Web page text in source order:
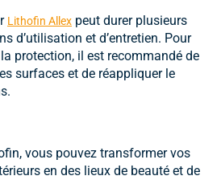
Lithofin Allex peut durer plusieurs
d’utilisation et d’entretien. Pour
protection, il est recommandé de
surfaces et de réappliquer le
vous pouvez transformer vos
en des lieux de beauté et de